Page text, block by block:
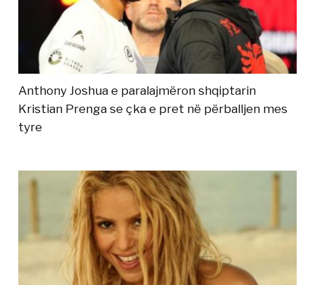
Anthony Joshua e paralajmëron shqiptarin
Kristian Prenga se çka e pret në përballjen mes
tyre